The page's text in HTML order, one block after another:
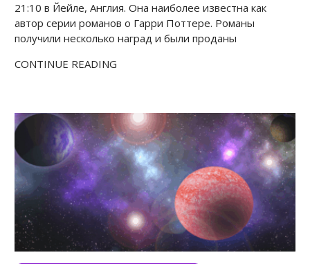
21:10 в Йейле, Англия. Она наиболее известна как
автор серии романов о Гарри Поттере. Романы
получили несколько наград и были проданы
CONTINUE READING